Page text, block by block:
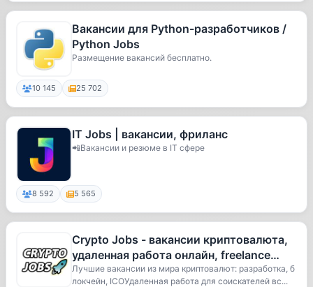
Вакансии для Python-разработчиков /
Python Jobs
Размещение вакансий бесплатно.
10 145 25 702
IT Jobs | вакансии, фриланс
📲Вакансии и резюме в IT сфере
8 592 5 565
Crypto Jobs - вакансии криптовалюта,
удаленная работа онлайн, freelance
блокчейн, online удаленка, а
Лучшие вакансии из мира криптовалют: разработка, б
локчейн, ICOУдаленная работа для соискателей вс...